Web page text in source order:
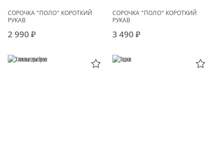
СОРОЧКА "ПОЛО" КОРОТКИЙ
РУКАВ
2 990 ₽
СОРОЧКА "ПОЛО" КОРОТКИЙ
РУКАВ
3 490 ₽